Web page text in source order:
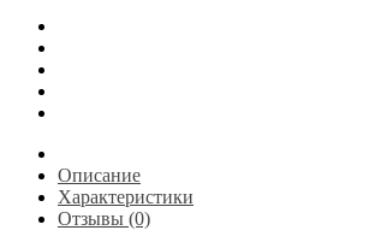
Описание
Характеристики
Отзывы (0)